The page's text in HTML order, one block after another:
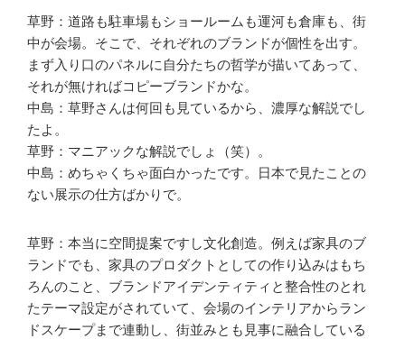
草野：道路も駐車場もショールームも運河も倉庫も、街
中が会場。そこで、それぞれのブランドが個性を出す。
まず入り口のパネルに自分たちの哲学が描いてあって、
それが無ければコピーブランドかな。
中島：草野さんは何回も見ているから、濃厚な解説でし
たよ。
草野：マニアックな解説でしょ（笑）。
中島：めちゃくちゃ面白かったです。日本で見たことの
ない展示の仕方ばかりで。
草野：本当に空間提案ですし文化創造。例えば家具のブ
ランドでも、家具のプロダクトとしての作り込みはもち
ろんのこと、ブランドアイデンティティと整合性のとれ
たテーマ設定がされていて、会場のインテリアからラン
ドスケープまで連動し、街並みとも見事に融合している